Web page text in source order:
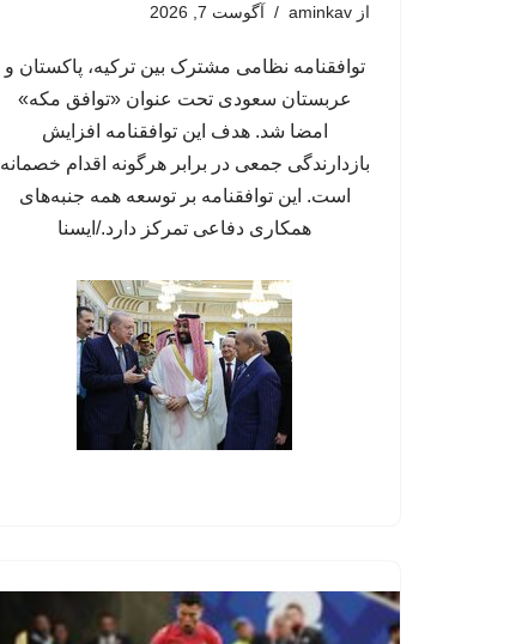
از aminkav آگوست 7, 2026
توافقنامه نظامی مشترک بین ترکیه، پاکستان و
عربستان سعودی تحت عنوان «توافق مکه»
امضا شد. هدف این توافقنامه افزایش
بازدارندگی جمعی در برابر هرگونه اقدام خصمانه
است. این توافقنامه بر توسعه همه جنبه‌های
همکاری دفاعی تمرکز دارد./ایسنا